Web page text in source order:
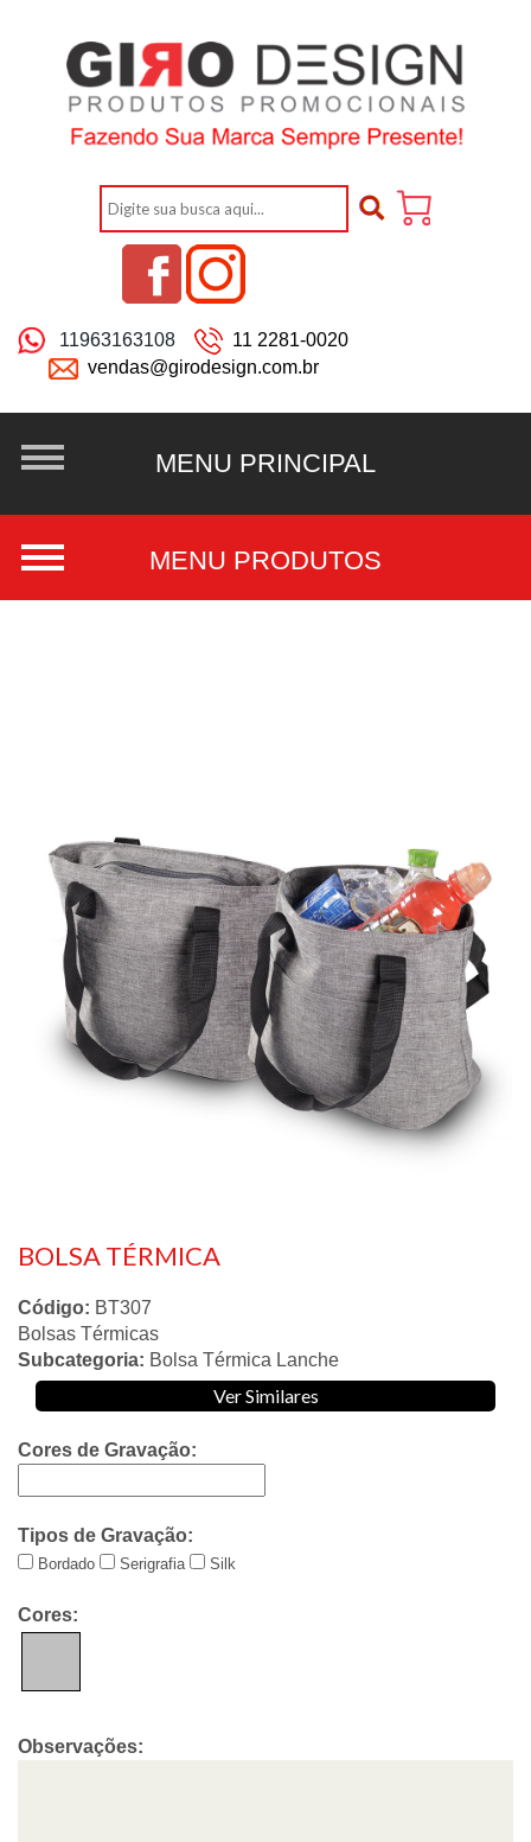
11963163108
11 2281-0020
vendas@girodesign.com.br
BOLSA TÉRMICA
Código: BT307
Bolsas Térmicas
Subcategoria: Bolsa Térmica Lanche
Ver Similares
Cores de Gravação:
Tipos de Gravação:
Bordado Serigrafia Silk
Cores:
Observações: